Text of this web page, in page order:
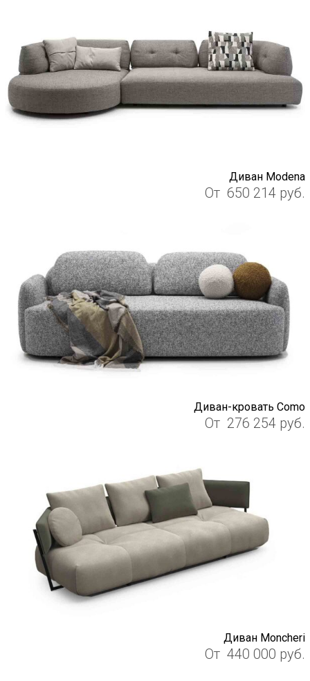
Диван Modena
От 650 214 руб.
Диван-кровать Como
От 276 254 руб.
Диван Moncheri
От 440 000 руб.